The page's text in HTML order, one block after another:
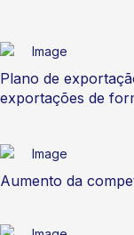
Plano de
exportações de
Aumento da